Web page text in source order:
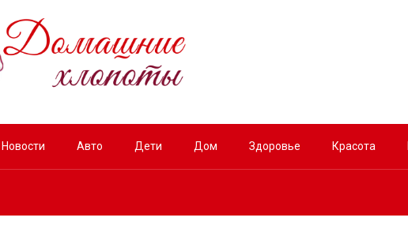
Новости Авто Дети Дом Здоровье Красота